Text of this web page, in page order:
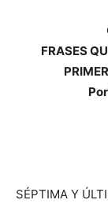
FRASES
SÉPTIMA Y